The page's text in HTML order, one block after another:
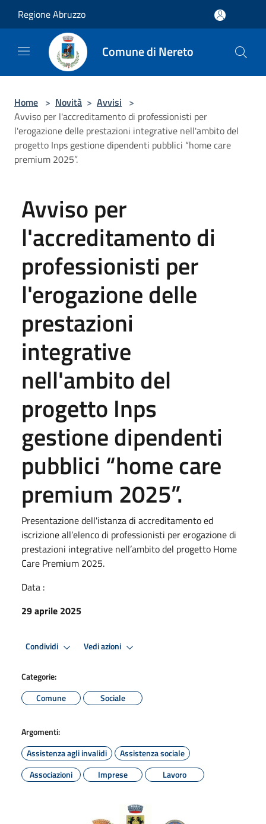
Regione Abruzzo
Comune di Nereto
Home > Novità > Avvisi >
Avviso per l'accreditamento di professionisti per
l'erogazione delle prestazioni integrative nell'ambito del
progetto Inps gestione dipendenti pubblici “home care
premium 2025”.
Avviso per
l'accreditamento di
professionisti per
l'erogazione delle
prestazioni
integrative
nell'ambito del
progetto Inps
gestione dipendenti
pubblici “home care
premium 2025”.
Presentazione dell'istanza di accreditamento ed
iscrizione all’elenco di professionisti per erogazione di
prestazioni integrative nell’ambito del progetto Home
Care Premium 2025.
Data :
29 aprile 2025
Condividi Vedi azioni
Categorie:
Comune
Sociale
Argomenti:
Assistenza agli invalidi
Assistenza sociale
Associazioni
Imprese Lavoro